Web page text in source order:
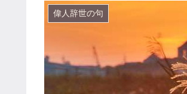
偉人辞世の句